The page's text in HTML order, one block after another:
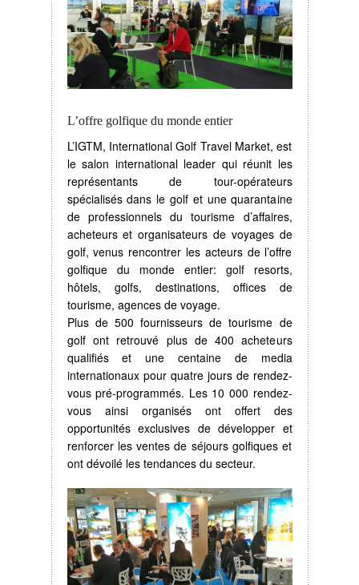
L’offre golfique du monde entier
L’IGTM, International Golf Travel Market, est
le salon international leader qui réunit les
représentants de tour-opérateurs
spécialisés dans le golf et une quarantaine
de professionnels du tourisme d’affaires,
acheteurs et organisateurs de voyages de
golf, venus rencontrer les acteurs de l’offre
golfique du monde entier: golf resorts,
hôtels, golfs, destinations, offices de
tourisme, agences de voyage.
Plus de 500 fournisseurs de tourisme de
golf ont retrouvé plus de 400 acheteurs
qualifiés et une centaine de media
internationaux pour quatre jours de rendez-
vous pré-programmés. Les 10 000 rendez-
vous ainsi organisés ont offert des
opportunités exclusives de développer et
renforcer les ventes de séjours golfiques et
ont dévoilé les tendances du secteur.